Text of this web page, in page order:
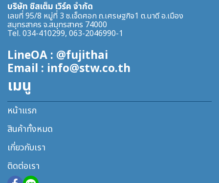
บริษัท ซิสเต็ม เวิร์ค จำกัด
เลขที่ 95/8 หมู่ที่ 3 ซ.เจ็ดศอก ถ.เศรษฐกิจ1 ต.นาดี อ.เมือง
สมุทรสาคร จ.สมุทรสาคร 74000
Tel. 034-410299, 063-2046990-1
LineOA : @fujithai
Email : info@stw.co.th
เมนู
หน้าแรก
สินค้าทั้งหมด
เกี่ยวกับเรา
ติดต่อเรา